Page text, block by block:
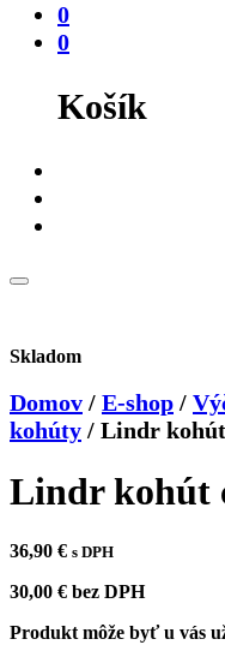
0
0
Košík
Skladom
Domov / E-shop /
kohúty / Lindr
Lindr kohút
36,90 € s DPH
30,00 € bez DPH
Produkt môže byť u vás